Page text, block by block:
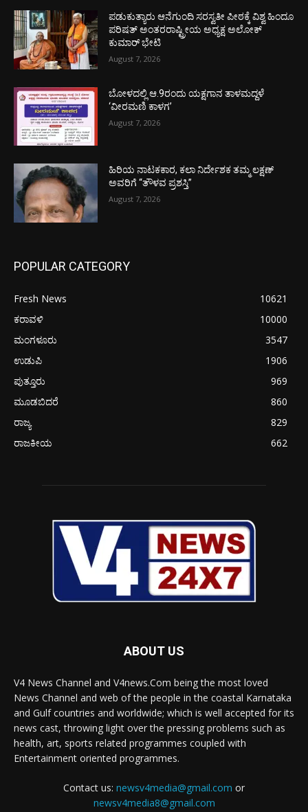
ಪಡುಕುತ್ಯಾರು ಆನೆಗುಂದಿ ಸರಸ್ವತೀ ಪೀಠಕ್ಕೆ ವಿಶ್ವ ಹಿಂದೂ
ಪರಿಷತ್ ಅಂತರರಾಷ್ಟ್ರೀಯ ಅಧ್ಯಕ್ಷ ಅಲೋಕ್
ಕುಮಾರ್ ಭೇಟಿ
August 7, 2026
ಬೋಳದಲ್ಲಿ ಆ.9ರಂದು ಯಕ್ಷಗಾನ ತಾಳಮದ್ದಳೆ
‘ವೀರಮಣಿ ಕಾಳಗ’
August 7, 2026
ಹಿರಿಯ ನಾಟಕಕಾರ, ಕಲಾ ನಿರ್ದೇಶಕ ತಮ್ಮ ಲಕ್ಷಣ್
ಅವರಿಗೆ “ತೌಳವ ಪ್ರಶಸ್ತಿ”
August 7, 2026
POPULAR CATEGORY
Fresh News
10621
ಕರಾವಳಿ
10000
ಮಂಗಳೂರು
3547
ಉಡುಪಿ
1906
ಪುತ್ತೂರು
969
ಮೂಡಬಿದರೆ
860
ರಾಜ್ಯ
829
ರಾಜಕೀಯ
662
ABOUT US
V4 News Channel and V4news.Com being the most loved
News Channel and web of the people in the coastal Karnataka
and Gulf countries and worldwide; which is well accepted for its
news cast, throwing light over the pressing problems such as
health, art, sports related programmes coupled with
Entertainment oriented programmes.
Contact us: newsv4media@gmail.com or
newsv4media8@gmail.com